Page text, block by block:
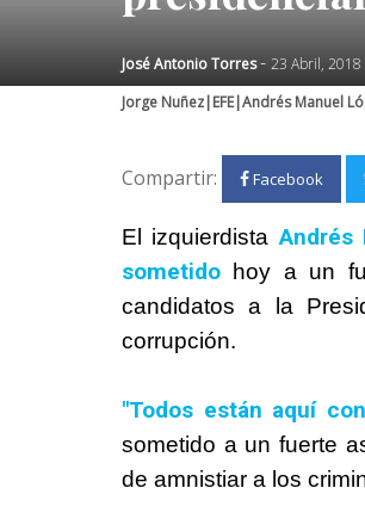
José Antonio Torres- 23 Abril, 2018
Jorge Nuñez|EFE|Andrés Manuel
Compartir: Facebook
El izquierdistaAndrés
sometido hoy a un
candidatos a la
corrupción.
"Todos están aquí
sometido a un fuerte
de amnistiar a los